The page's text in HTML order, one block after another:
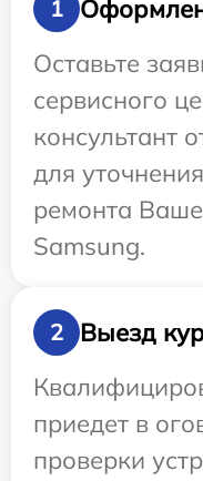
1
Оставьте
сервисного
консультант
для
ремонта
Samsung.
2
Выезд
приедет в
проверки